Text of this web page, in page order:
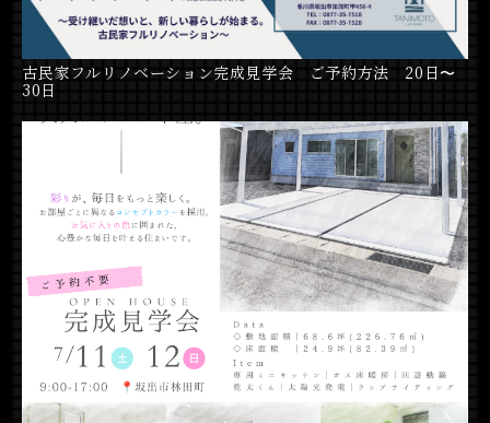
古民家フルリノベーション完成見学会 ご予約方法 20日〜
30日